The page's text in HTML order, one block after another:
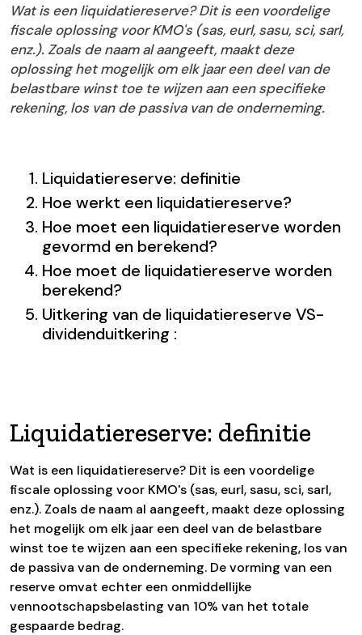
Wat is een liquidatiereserve? Dit is een voordelige
fiscale oplossing voor KMO's (sas, eurl, sasu, sci, sarl,
enz.). Zoals de naam al aangeeft, maakt deze
oplossing het mogelijk om elk jaar een deel van de
belastbare winst toe te wijzen aan een specifieke
rekening, los van de passiva van de onderneming.
Liquidatiereserve: definitie
Hoe werkt een liquidatiereserve?
Hoe moet een liquidatiereserve worden
gevormd en berekend?
Hoe moet de liquidatiereserve worden
berekend?
Uitkering van de liquidatiereserve VS-
dividenduitkering :
Liquidatiereserve: definitie
Wat is een liquidatiereserve? Dit is een voordelige
fiscale oplossing voor KMO's (sas, eurl, sasu, sci, sarl,
enz.). Zoals de naam al aangeeft, maakt deze oplossing
het mogelijk om elk jaar een deel van de belastbare
winst toe te wijzen aan een specifieke rekening, los van
de passiva van de onderneming. De vorming van een
reserve omvat echter een onmiddellijke
vennootschapsbelasting van 10% van het totale
gespaarde bedrag.